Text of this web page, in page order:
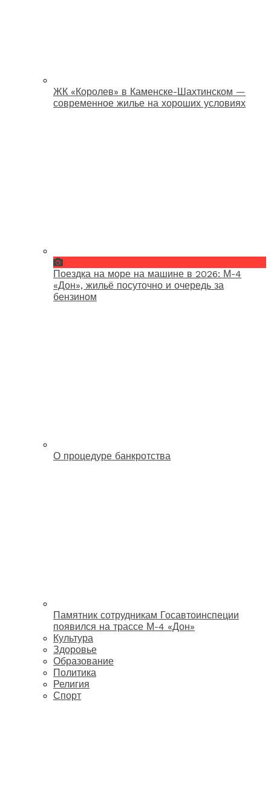
ЖК «Королев» в Каменске-Шахтинском —
современное жилье на хороших условиях
Поездка на море на машине в 2026: М-4
«Дон», жильё посуточно и очередь за
бензином
О процедуре банкротства
Памятник сотрудникам Госавтоинспеции
появился на трассе М-4 «Дон»
Культура
Здоровье
Образование
Политика
Религия
Спорт